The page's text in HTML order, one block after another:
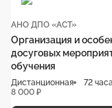
АНО ДПО «АСТ»
Организация и
досуговых
обучения
Дистанционная
72
8 000 ₽